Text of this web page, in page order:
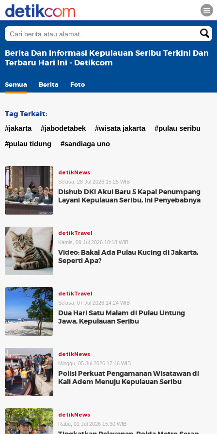
Berita Dan Informasi Kepulauan Seribu Terkini Dan
Terbaru Hari Ini - Detikcom
Semua Berita Foto
Tag Terkait:
#jakarta #jabodetabek #wisata jakarta
#pulau seribu
#pulau tidung
#sandiaga uno
detikNews
Selasa, 28 Jul 2026 15:25 WIB
Dishub DKI Akui Baru 5 Kapal Penumpang
Layani Kepulauan Seribu, Ini Penyebabnya
detikTravel
Kamis, 09 Jul 2026 18:18 WIB
Video: Bakal Ada Pulau Kucing di Jakarta,
Seperti Apa?
detikTravel
Selasa, 07 Jul 2026 14:24 WIB
Dua Hari Satu Malam di Pulau Untung
Jawa, Kepulauan Seribu
detikNews
Minggu, 05 Jul 2026 17:46 WIB
Polisi Perkuat Pengamanan Wisatawan di
Kali Adem Menuju Kepulauan Seribu
detikNews
Rabu, 01 Jul 2026 15:30 WIB